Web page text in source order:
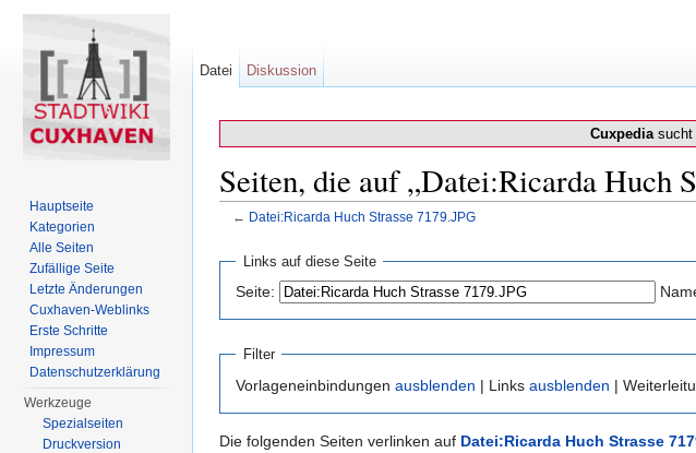
Cuxpediasucht
Seiten, die auf „Datei:Ricarda Huch
← Datei:Ricarda Huch Strasse 7179.JPG
Links auf diese Seite
Seite:
Filter
Vorlageneinbindungen ausblenden | Links ausblenden |
Die folgenden Seiten verlinken auf Datei:Ricarda Huch Strasse
Datei Diskussion
Hauptseite
Kategorien
Alle Seiten
Zufällige Seite
Letzte Änderungen
Cuxhaven-Weblinks
Erste Schritte
Impressum
Datenschutzerklärung
Werkzeuge
Spezialseiten
Druckversion